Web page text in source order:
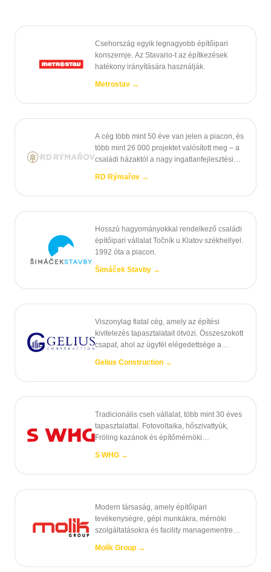
Csehország egyik legnagyobb építőipari
konszernje. Az Stavario-t az építkezések
hatékony irányítására használják.
Metrostav →
A cég több mint 50 éve van jelen a piacon, és
több mint 26 000 projektet valósított meg – a
családi házaktól a nagy ingatlanfejlesztési
RD Rýmařov →
Hosszú hagyományokkal rendelkező családi
építőipari vállalat Točník u Klatov székhellyel.
1992 óta a piacon.
Šimáček Stavby →
Viszonylag fiatal cég, amely az építési
kivitelezés tapasztalatait ötvözi. Összeszokott
csapat, ahol az ügyfél elégedettsége a
Gelius Construction →
Tradicionális cseh vállalat, több mint 30 éves
tapasztalattal. Fotovoltaika, hőszivattyúk,
Fröling kazánok és építőmérnöki
S WHG →
Modern társaság, amely építőipari
tevékenységre, gépi munkákra, mérnöki
szolgáltatásokra és facility managementre
támogatásával.
Molík Group →